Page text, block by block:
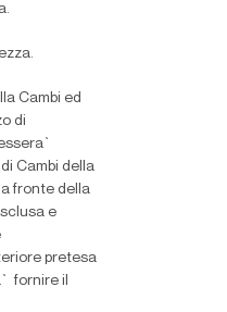
Cambi ed
di
Cambi della
fronte della
e
pretesa
fornire il